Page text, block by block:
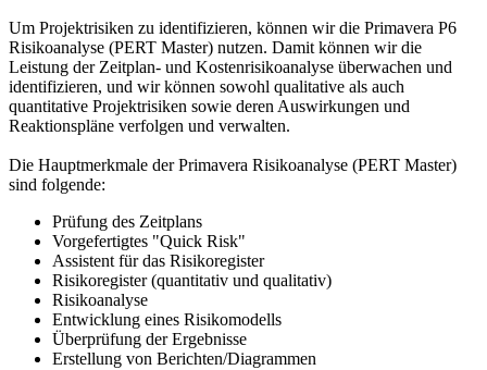
Um Projektrisiken zu identifizieren, können wir die Primavera P6
Risikoanalyse (PERT Master) nutzen. Damit können wir die
Leistung der Zeitplan- und Kostenrisikoanalyse überwachen und
identifizieren, und wir können sowohl qualitative als auch
quantitative Projektrisiken sowie deren Auswirkungen und
Reaktionspläne verfolgen und verwalten.
Die Hauptmerkmale der Primavera Risikoanalyse (PERT Master)
sind folgende:
Prüfung des Zeitplans
Vorgefertigtes "Quick Risk"
Assistent für das Risikoregister
Risikoregister (quantitativ und qualitativ)
Risikoanalyse
Entwicklung eines Risikomodells
Überprüfung der Ergebnisse
Erstellung von Berichten/Diagrammen